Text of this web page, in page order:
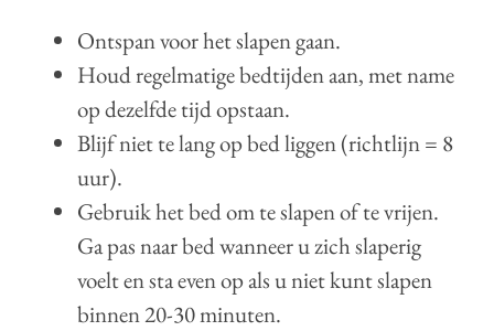
Ontspan voor het slapen gaan.
Houd regelmatige bedtijden aan, met name
op dezelfde tijd opstaan.
Blijf niet te lang op bed liggen (richtlijn = 8
uur).
Gebruik het bed om te slapen of te vrijen.
Ga pas naar bed wanneer u zich slaperig
voelt en sta even op als u niet kunt slapen
binnen 20-30 minuten.